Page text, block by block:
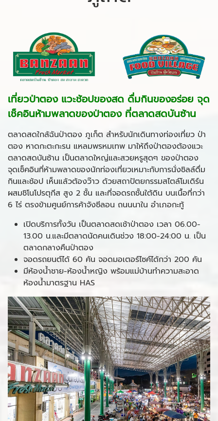
เที่ยวป่าตอง แวะช้อปของสด ดื่มกินของอร่อย จุด
เช็คอินห้ามพลาดของป่าตอง ที่ตลาดสดบันซ้าน
ตลาดสดใกล้ฉันป่าตอง ภูเก็ต สำหรับนักเดินทางท่องเที่ยว ป่า
ตอง หาดกะตะกะรน แหลมพรหมเทพ มาให้ถึงป่าตองต้องแวะ
ตลาดสดบันซ้าน เป็นตลาดใหญ่และสวยหรูสุดๆ ของป่าตอง
จุดเช็คอินที่ห้ามพลาดของนักท่องเที่ยวเหมาะกับการนั่งชิลล์ดื่ม
กินและช้อป เห็นแล้วต้องว๊าว ด้วยสถาปัตยกรรมสไตล์โมเดิร์น
ผสมชิโนโปรตุกีส สูง 2 ชั้น และที่จอดรถชั้นใต้ดิน บนเนื้อที่กว่า
6 ไร่ ตรงข้ามศูนย์การค้าจังซีลอน ถนนนาใน อำเภอกะทู้
เปิดบริการทั้งวัน เป็นตลาดสดเช้าป่าตอง เวลา 06.00-
13.00 น.และมีตลาดนัดคนเดินช่วง 18:00-24:00 น. เป็น
ตลาดกลางคืนป่าตอง
จอดรถยนต์ได้ 60 คัน จอดมอเตอร์ไซค์ได้กว่า 200 คัน
มีห้องน้ำชาย-ห้องน้ำหญิง พร้อมแม่บ้านทำความสะอาด
ห้องน้ำมาตรฐาน HAS